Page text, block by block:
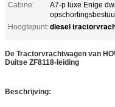
Cabine:
A7-p luxe Enige
Hoogtepunt:diesel
De Tractorvrachtwagen van
Duitse ZF8118-leiding
Beschrijving: